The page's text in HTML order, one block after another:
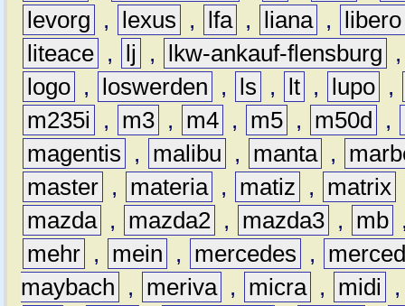
levorg
, lexus , lfa , liana ,
libero
liteace , lj , lkw-ankauf-flensburg
logo , loswerden , ls , lt , lupo ,
m235i
, m3 , m4 , m5 , m50d ,
magentis
, malibu , manta ,
master , materia , matiz , matrix
mazda , mazda2 , mazda3 , mb
mehr , mein , mercedes ,
maybach
, meriva , micra , midi